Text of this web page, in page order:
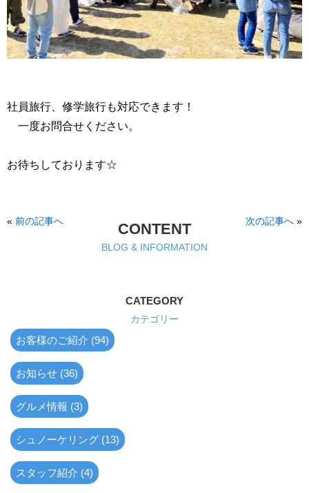
社員旅行、修学旅行も対応できます！
一度お問合せください。
お待ちしております☆
« 前の記事へ 次の記事へ »
CONTENT
BLOG & INFORMATION
CATEGORY
カテゴリー
お客様のご紹介 (94)
お知らせ (36)
グルメ情報 (3)
シュノーケリング (13)
スタッフ紹介 (4)